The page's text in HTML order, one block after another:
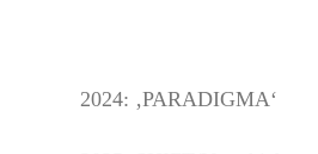
2024: ‚PARADIGMA‘